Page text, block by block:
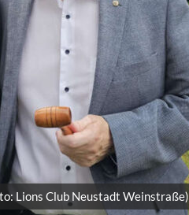
Lions Club Neustadt Weinstraße)